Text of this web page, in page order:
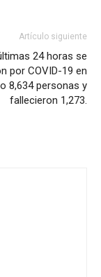
Artículo siguiente
24 horas se
por COVID-19 en
8,634 personas y
fallecieron 1,273.